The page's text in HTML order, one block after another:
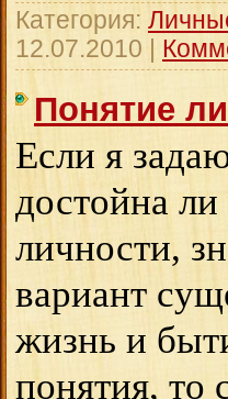
Категория:
12.07.2010
Понятие
Если я
достойна ли
личности,
вариант
жизнь и
понятия, то